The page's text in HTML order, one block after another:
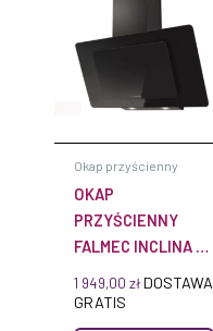
Okap przyścienny
OKAP
PRZYŚCIENNY
FALMEC INCLINA 90
1 949,00 zł DOSTAWA
GRATIS